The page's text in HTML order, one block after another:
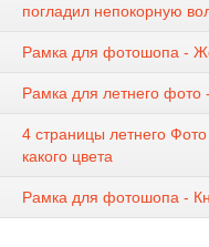
погладил непокорную
Рамка для фотошопа -
Рамка для летнего фото
4 страницы летнего
какого цвета
Рамка для фотошопа -